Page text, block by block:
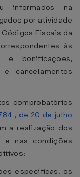
informados na
por atividade
Fiscais da
às
e bonificações,
cancelamentos
comprobatórios
, de 20 de julho
a realização dos
e nas condições
específicas, os